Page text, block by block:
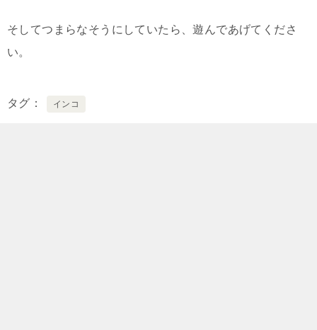
そしてつまらなそうにしていたら、遊んであげてくださ
い。
タグ インコ